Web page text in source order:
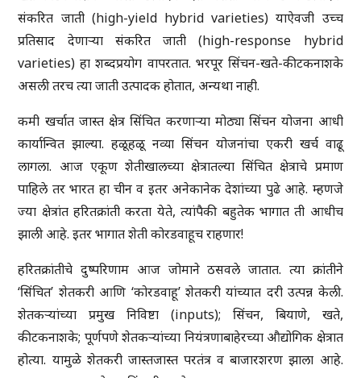
संकरित जाती (high-yield hybrid varieties) याऐवजी उच्च
प्रतिसाद देणाऱ्या संकरित जाती (high-response hybrid
varieties) हा शब्दप्रयोग वापरतात. भरपूर सिंचन-खते-कीटकनाशके
असली तरच त्या जाती उत्पादक होतात, अन्यथा नाही.
कमी खर्चात जास्त क्षेत्र सिंचित करणाऱ्या मोठ्या सिंचन योजना आधी
कार्यान्वित झाल्या. हळूहळू नव्या सिंचन योजनांचा एकरी खर्च वाढू
लागला. आज एकूण शेतीखालच्या क्षेत्रातल्या सिंचित क्षेत्राचे प्रमाण
पाहिले तर भारत हा चीन व इतर अनेकानेक देशांच्या पुढे आहे. म्हणजे
ज्या क्षेत्रांत हरितक्रांती करता येते, त्यांपैकी बहुतेक भागात ती आधीच
झाली आहे. इतर भागात शेती कोरडवाहूच राहणार!
हरितक्रांतीचे दुष्परिणाम आज जोमाने ठसवले जातात. त्या क्रांतीने
‘सिंचित’ शेतकरी आणि ‘कोरडवाहू’ शेतकरी यांच्यात दरी उत्पन्न केली.
शेतकऱ्यांच्या प्रमुख निविष्टा (inputs); सिंचन, बियाणे, खते,
कीटकनाशके; पूर्णपणे शेतकऱ्यांच्या नियंत्रणाबाहेरच्या औद्योगिक क्षेत्रात
होत्या. यामुळे शेतकरी जास्तजास्त परतंत्र व बाजारशरण झाला आहे.